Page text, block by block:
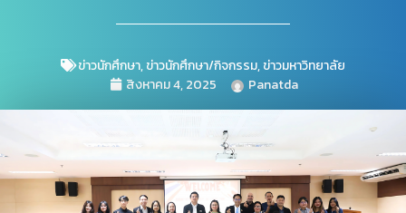
ข่าวนักศึกษา,ข่าวนักศึกษา/กิจกรรม,ข่าวมหาวิทยาลัย
สิงหาคม 4, 2025
Panatda